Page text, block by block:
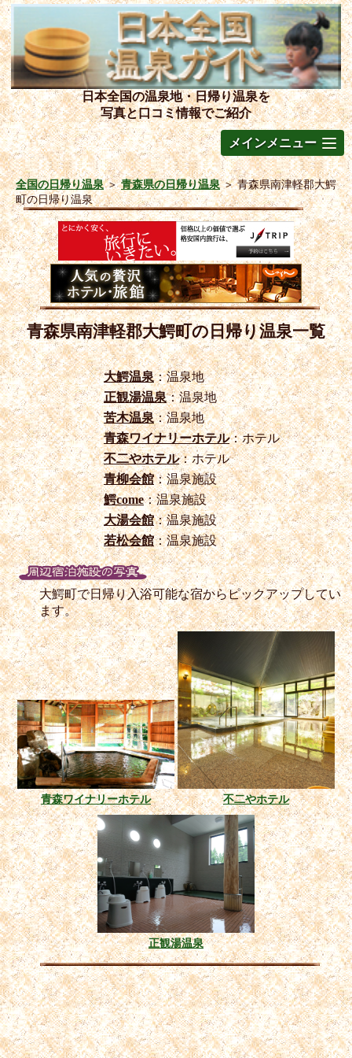
日本全国の温泉地・日帰り温泉を
写真と口コミ情報でご紹介
メインメニュー
全国の日帰り温泉＞青森県の日帰り温泉＞青森県南津軽郡大鰐
町の日帰り温泉
青森県南津軽郡大鰐町の日帰り温泉一覧
大鰐温泉：温泉地
正観湯温泉：温泉地
苦木温泉：温泉地
青森ワイナリーホテル：ホテル
不二やホテル：ホテル
青柳会館：温泉施設
鰐come：温泉施設
大湯会館：温泉施設
若松会館：温泉施設
大鰐町で日帰り入浴可能な宿からピックアップしてい
ます。
青森ワイナリーホテル 不二やホテル
正観湯温泉